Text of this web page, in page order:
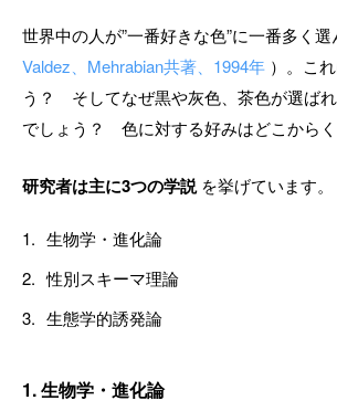
世界中の人が”一番好きな色”に一番多く
Valdez、Mehrabian共著、1994年 ）。こ
う？ そしてなぜ黒や灰色、茶色が選ば
でしょう？ 色に対する好みはどこから
研究者は主に3つの学説を挙げています。
生物学・進化論
性別スキーマ理論
生態学的誘発論
1. 生物学・進化論